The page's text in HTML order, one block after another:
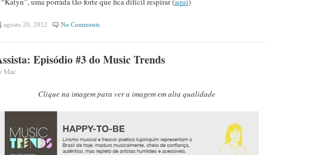
agosto 20, 2012 No Comments
Episódio #3 do Music Trends
Mac
Clique na imagem para ver a imagem em alta qualidade